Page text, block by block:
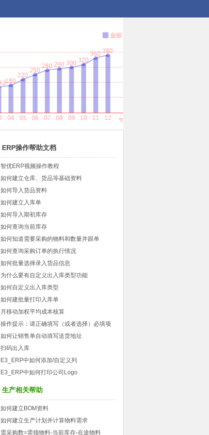
ERP操作帮助文档
智优ERP视频操作教程
如何建立仓库、货品等基础资料
如何导入货品资料
如何建立入库单
如何导入期初库存
如何查询当前库存
如何知道需要采购的物料和数量并跟单
如何查询采购订单的执行情况
如何批量选择录入货品信息
为什么要有自定义出入库类型功能
如何自定义出入库类型
如何建批量打印入库单
月移动加权平均成本核算
操作提示：请正确填写（或者选择）必填项
如何让销售单自动填写送货地址
扫码出入库
E3_ERP中如何添加/自定义列
E3_ERP中如何打印公司Logo
生产相关帮助
如何建立BOM资料
如何建立生产计划并计算物料需求
需采购数=需领物料-当前库存-在途物料